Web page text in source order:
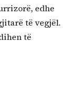
edhe
të vegjël.
të